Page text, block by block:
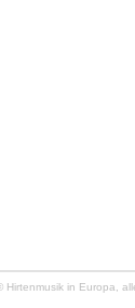
Hirtenmusik in Europa,